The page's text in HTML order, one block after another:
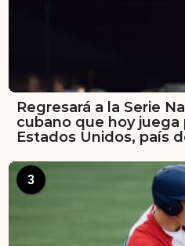
Regresará a la Serie
cubano que hoy juega
Estados Unidos, país
3